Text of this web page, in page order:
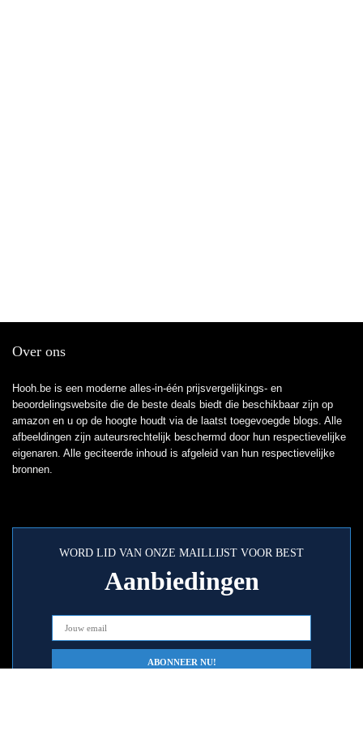
Over ons
Hooh.be is een moderne alles-in-één prijsvergelijkings- en
beoordelingswebsite die de beste deals biedt die beschikbaar zijn op
amazon en u op de hoogte houdt via de laatst toegevoegde blogs. Alle
afbeeldingen zijn auteursrechtelijk beschermd door hun respectievelijke
eigenaren. Alle geciteerde inhoud is afgeleid van hun respectievelijke
bronnen.
WORD LID VAN ONZE MAILLIJST VOOR BEST
Aanbiedingen